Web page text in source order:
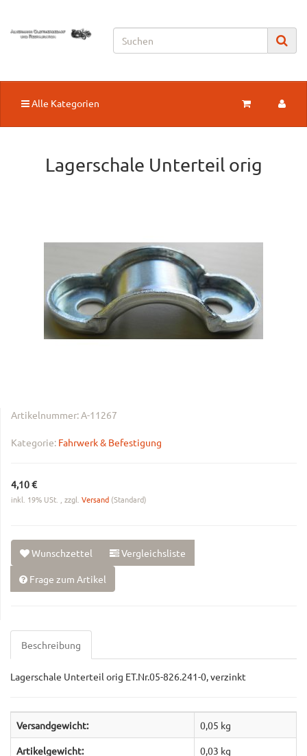
Alle Kategorien
Lagerschale Unterteil orig
Artikelnummer:A-11267
Kategorie: Fahrwerk & Befestigung
4,10 €
inkl. 19% USt. , zzgl. Versand (Standard)
Wunschzettel Vergleichsliste
Frage zum Artikel
Beschreibung
Lagerschale Unterteil orig ET.Nr.05-826.241-0, verzinkt
Versandgewicht: 0,05 kg
Artikelgewicht: 0,03 kg